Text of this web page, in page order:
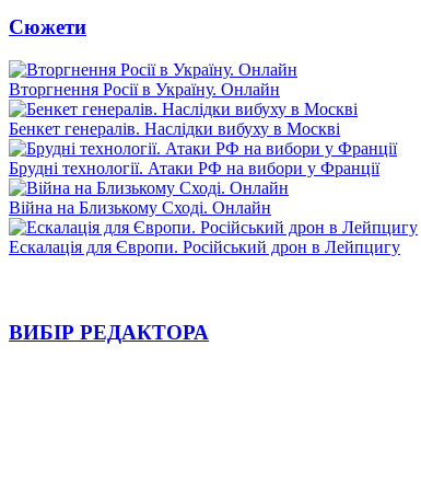
Сюжети
Вторгнення Росії в Україну. Онлайн
Бенкет генералів. Наслідки вибуху в Москві
Брудні технології. Атаки РФ на вибори у Франції
Війна на Близькому Сході. Онлайн
Ескалація для Європи. Російський дрон в Лейпцигу
ВИБІР РЕДАКТОРА